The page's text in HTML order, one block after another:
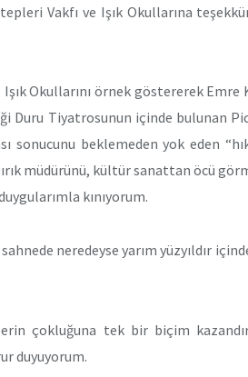
Vakfı ve Işık Okullarına
Okullarını örnek göstererek Emre
Tiyatrosunun içinde bulunan
sonucunu beklemeden yok eden
müdürünü, kültür sanattan öcü
kınıyorum.
neredeyse yarım yüzyıldır
çokluğuna tek bir biçim
duyuyorum.